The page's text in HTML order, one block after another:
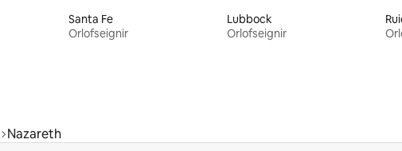
Santa Fe
Orlofseignir
Lubbock
Orlofseignir
Nazareth